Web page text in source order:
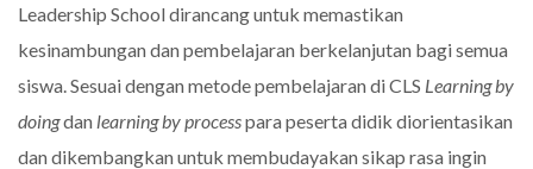
Leadership School dirancang untuk memastikan
kesinambungan dan pembelajaran berkelanjutan bagi semua
siswa. Sesuai dengan metode pembelajaran di CLS Learning by
doingdan learning by processpara peserta didik diorientasikan
dan dikembangkan untuk membudayakan sikap rasa ingin